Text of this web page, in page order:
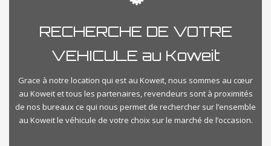
RECHERCHE DE VOTRE
VEHICULE au Koweit
Grace à notre location qui est au Koweit, nous sommes au cœur
au Koweit et tous les partenaires, revendeurs sont à proximités
de nos bureaux ce qui nous permet de rechercher sur l’ensemble
au Koweit le véhicule de votre choix sur le marché de l’occasion.